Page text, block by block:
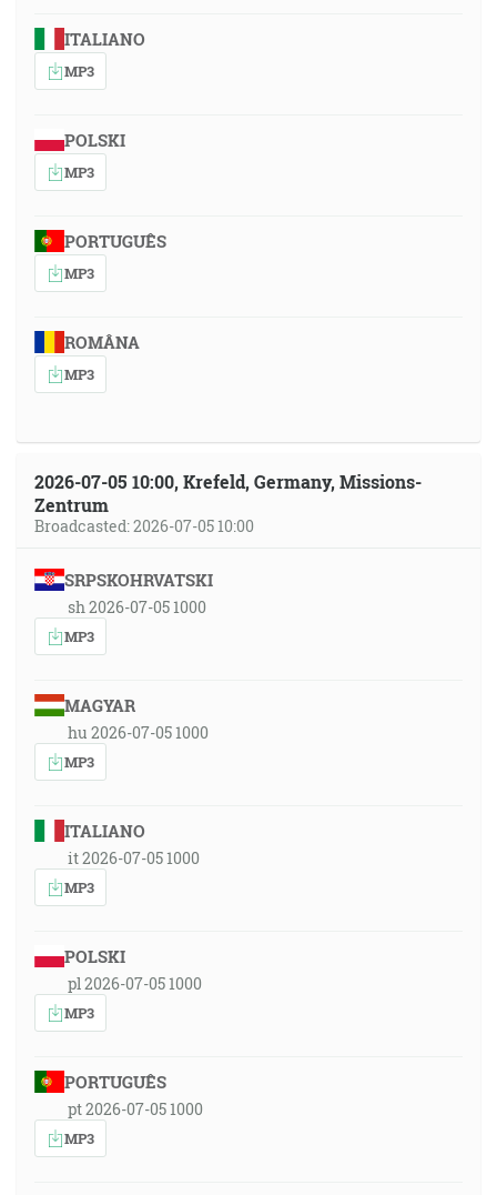
ITALIANO
MP3
POLSKI
MP3
PORTUGUÊS
MP3
ROMÂNA
MP3
2026-07-05 10:00, Krefeld, Germany, Missions-
Zentrum
Broadcasted: 2026-07-05 10:00
SRPSKOHRVATSKI
sh 2026-07-05 1000
MP3
MAGYAR
hu 2026-07-05 1000
MP3
ITALIANO
it 2026-07-05 1000
MP3
POLSKI
pl 2026-07-05 1000
MP3
PORTUGUÊS
pt 2026-07-05 1000
MP3